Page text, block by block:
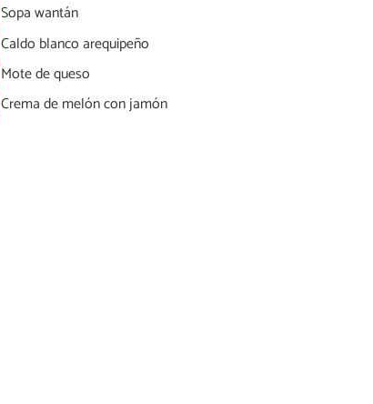
Sopa wantán
Caldo blanco arequipeño
Mote de queso
Crema de melón con jamón